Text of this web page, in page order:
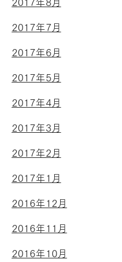
2017年8月
2017年7月
2017年6月
2017年5月
2017年4月
2017年3月
2017年2月
2017年1月
2016年12月
2016年11月
2016年10月